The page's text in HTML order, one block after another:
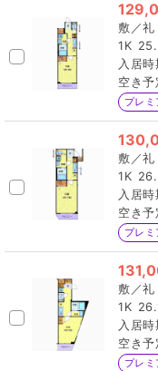
1K
空き予
プレミ
1K
空き予
プレミ
1K
空き予
プレミ